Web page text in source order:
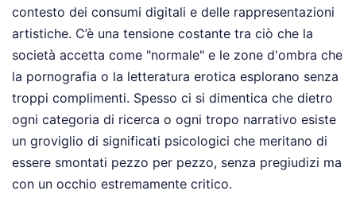
contesto dei consumi digitali e delle rappresentazioni
artistiche. C’è una tensione costante tra ciò che la
società accetta come "normale" e le zone d'ombra che
la pornografia o la letteratura erotica esplorano senza
troppi complimenti. Spesso ci si dimentica che dietro
ogni categoria di ricerca o ogni tropo narrativo esiste
un groviglio di significati psicologici che meritano di
essere smontati pezzo per pezzo, senza pregiudizi ma
con un occhio estremamente critico.